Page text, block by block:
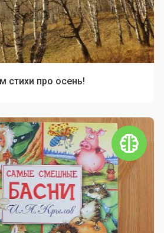
стихи про осень!